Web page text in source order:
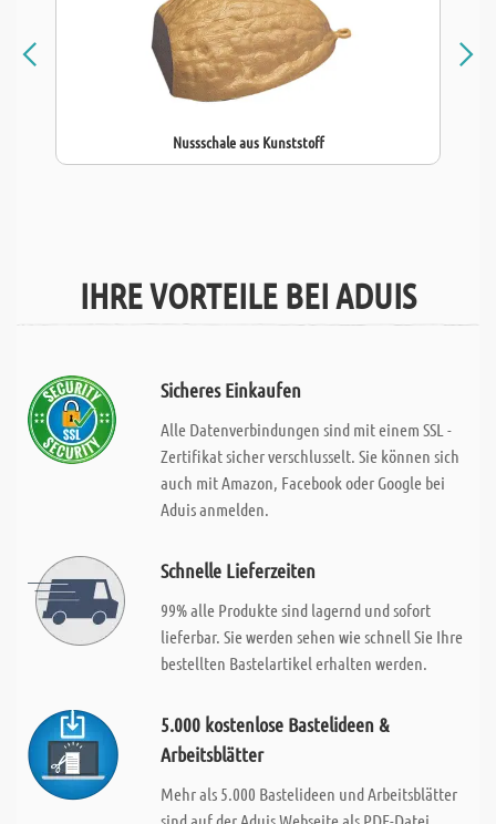
Nussschale aus Kunststoff
IHRE VORTEILE BEI ADUIS
Sicheres Einkaufen
Alle Datenverbindungen sind mit einem SSL -
Zertifikat sicher verschlusselt. Sie können sich
auch mit Amazon, Facebook oder Google bei
Aduis anmelden.
Schnelle Lieferzeiten
99% alle Produkte sind lagernd und sofort
lieferbar. Sie werden sehen wie schnell Sie Ihre
bestellten Bastelartikel erhalten werden.
5.000 kostenlose Bastelideen &
Arbeitsblätter
Mehr als 5.000 Bastelideen und Arbeitsblätter